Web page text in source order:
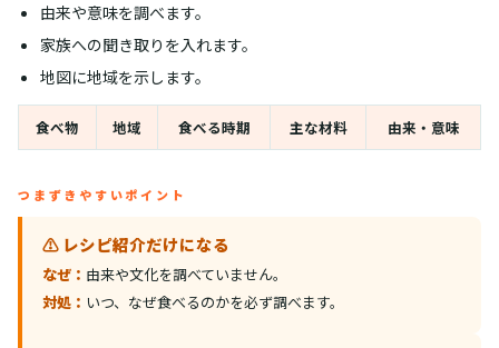
由来や意味を調べます。
家族への聞き取りを入れます。
地図に地域を示します。
食べ物 地域 食べる時期 主な材料 由来・意味
つまずきやすいポイント
⚠️ レシピ紹介だけになる
なぜ： 由来や文化を調べていません。
対処： いつ、なぜ食べるのかを必ず調べます。